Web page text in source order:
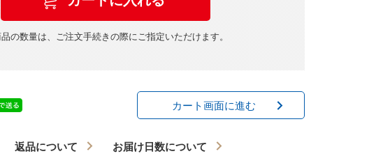
の数量は、ご注文手続きの際にご指定いただけます。
カート画面に進む
返品について お届け日数について